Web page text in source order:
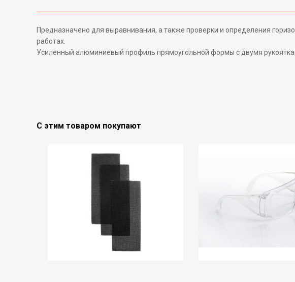
Предназначено для выравнивания, а также проверки и определения
работах.
Усиленный алюминиевый профиль прямоугольной формы с двумя
С этим товаром покупают